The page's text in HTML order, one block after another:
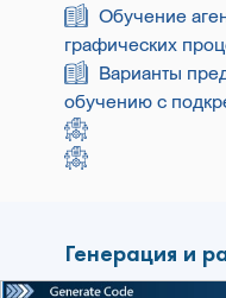
Обучение
графических
Варианты
обучению с
Генерация и